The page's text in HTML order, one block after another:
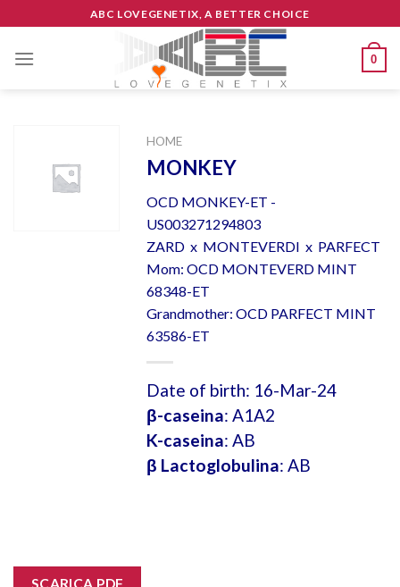
to
content
ABC LOVEGENETIX, A BETTER CHOICE
0
HOME
MONKEY
OCD MONKEY-ET -
US003271294803
ZARD x MONTEVERDI x PARFECT
Mom: OCD MONTEVERD MINT
68348-ET
Grandmother: OCD PARFECT MINT
63586-ET
Date of birth: 16-Mar-24
β-caseina: A1A2
K-caseina: AB
β Lactoglobulina: AB
SCARICA PDF